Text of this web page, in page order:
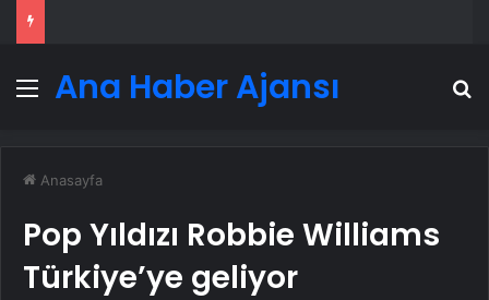
Menü
Ana Haber Ajansı
Anasayfa
Pop Yıldızı Robbie Williams
Türkiye’ye geliyor